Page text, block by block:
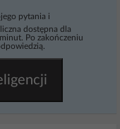
pytania i
dostępna dla
Po zakończeniu